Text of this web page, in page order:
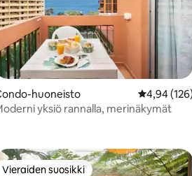
arvio 4,79/5, 109 arvostelua
huoneisto
4,94
yksiö rannalla, merinäkymät
Vieraiden suosikki